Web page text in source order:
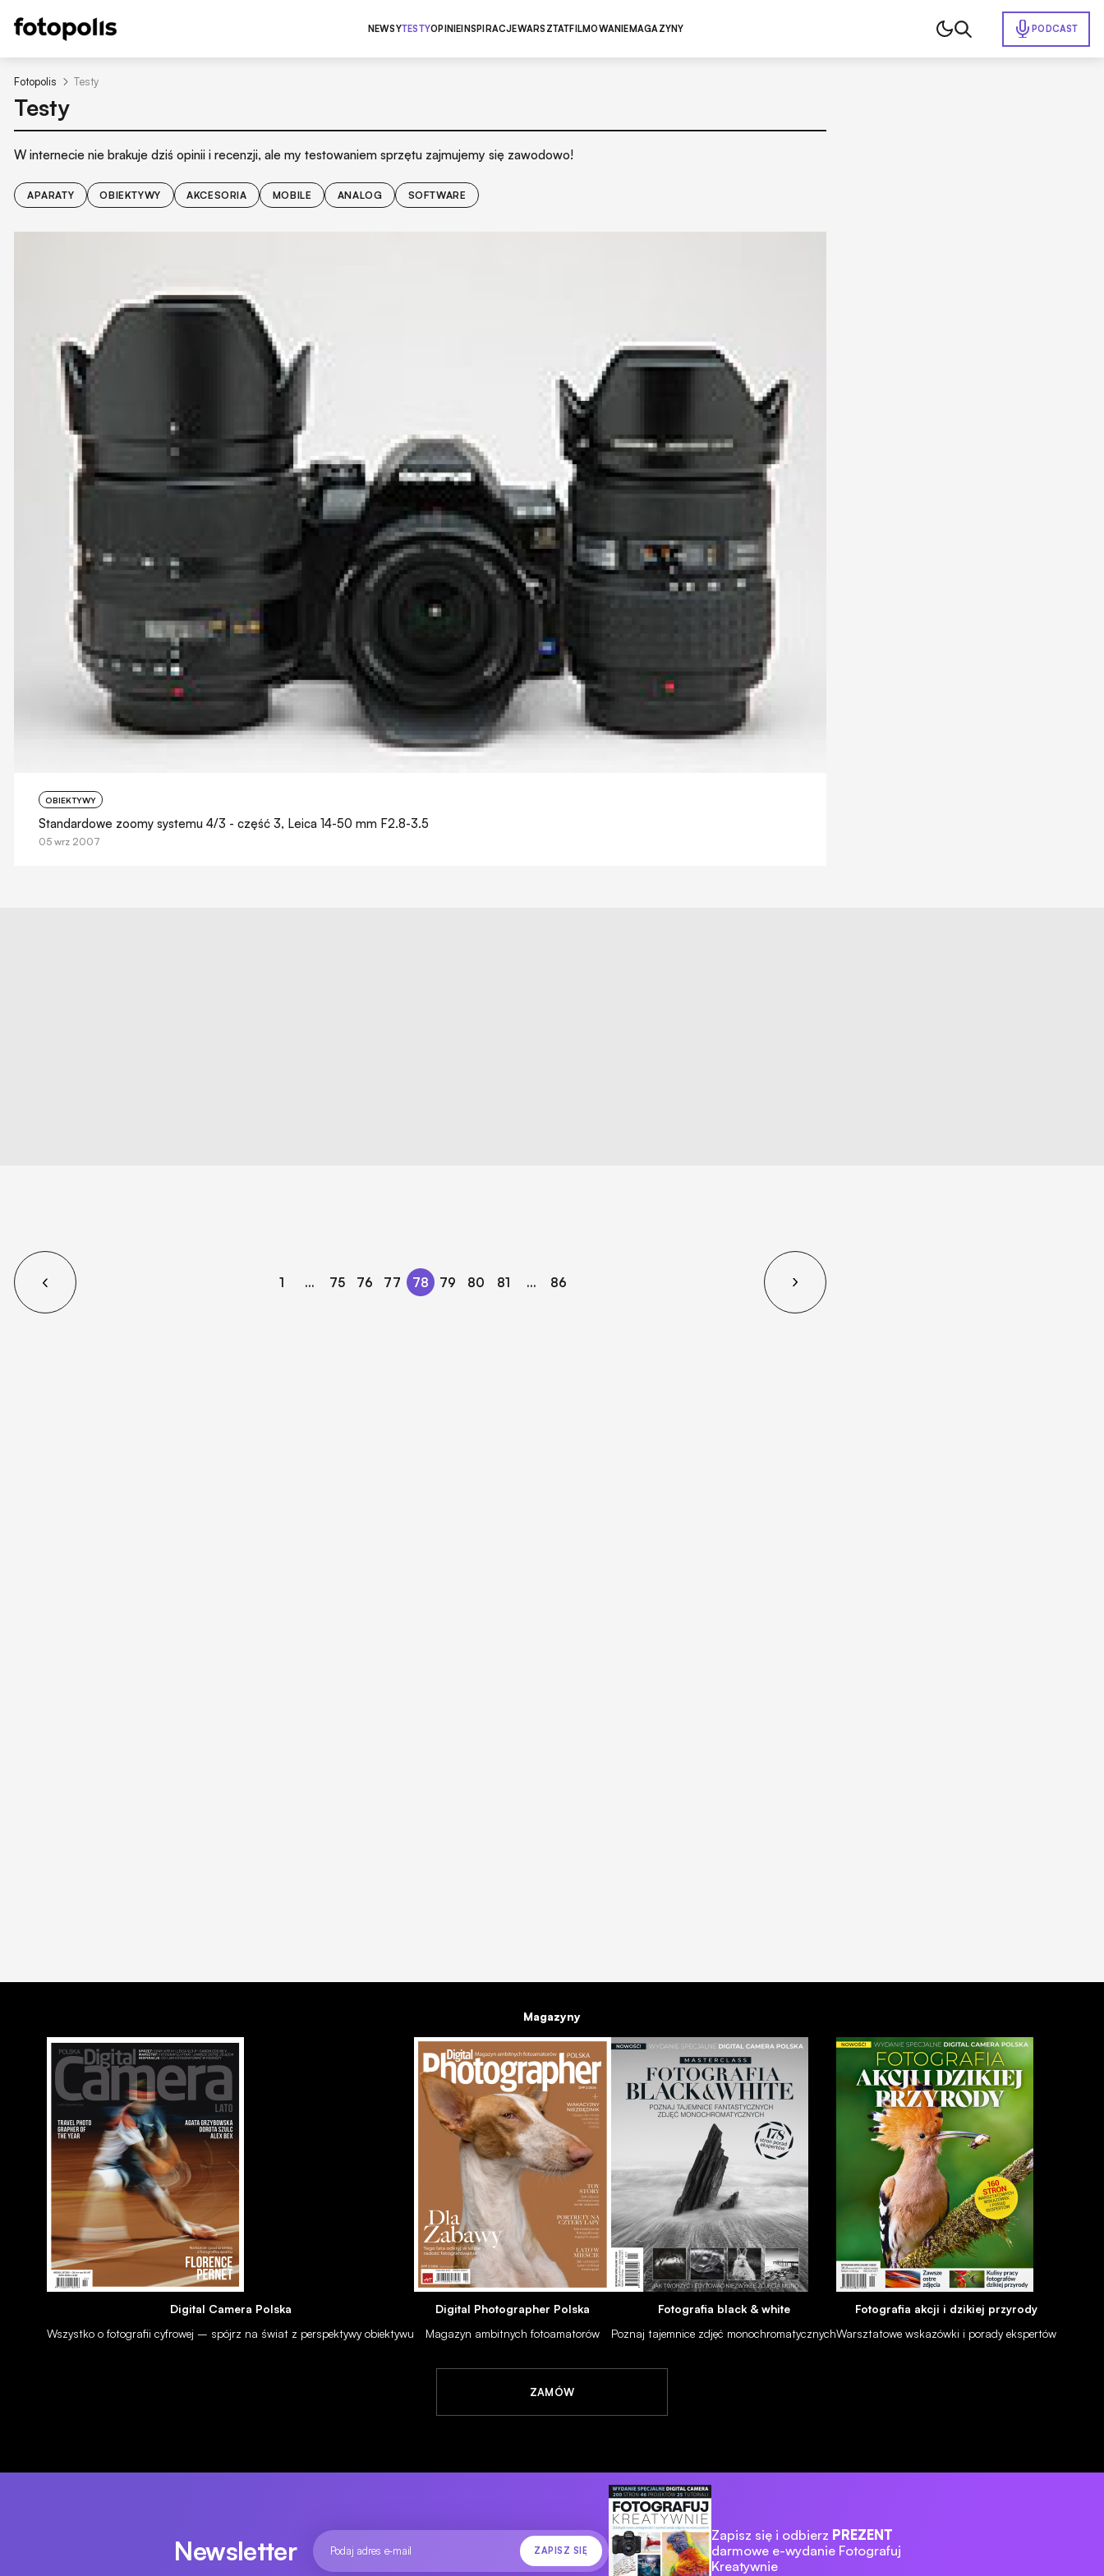
NEWSYTESTYOPINIEINSPIRACJEWARSZTATFILMOWANIEMAGAZYNY PODCAST
Fotopolis Testy
Testy
W internecie nie brakuje dziś opinii i recenzji, ale my testowaniem sprzętu zajmujemy się zawodowo!
APARATY OBIEKTYWY AKCESORIA MOBILE ANALOG SOFTWARE
OBIEKTYWY
Standardowe zoomy systemu 4/3 - część 3, Leica 14-50 mm F2.8-3.5
05 wrz 2007
APARATY
Olympus E-510 - test
28 cze 2007
1 ... 75 76 77 78 79 80 81 ... 86
Magazyny
Digital Camera Polska
Wszystko o fotografii cyfrowej – spójrz na świat z perspektywy obiektywu
Digital Photographer Polska
Magazyn ambitnych fotoamatorów
Fotografia black & white
Poznaj tajemnice zdjęć monochromatycznych
Fotografia akcji i dzikiej przyrody
Warsztatowe wskazówki i porady ekspertów
ZAMÓW
Newsletter Zapisz się i odbierz PREZENT
darmowe e-wydanie Fotografuj
Kreatywnie